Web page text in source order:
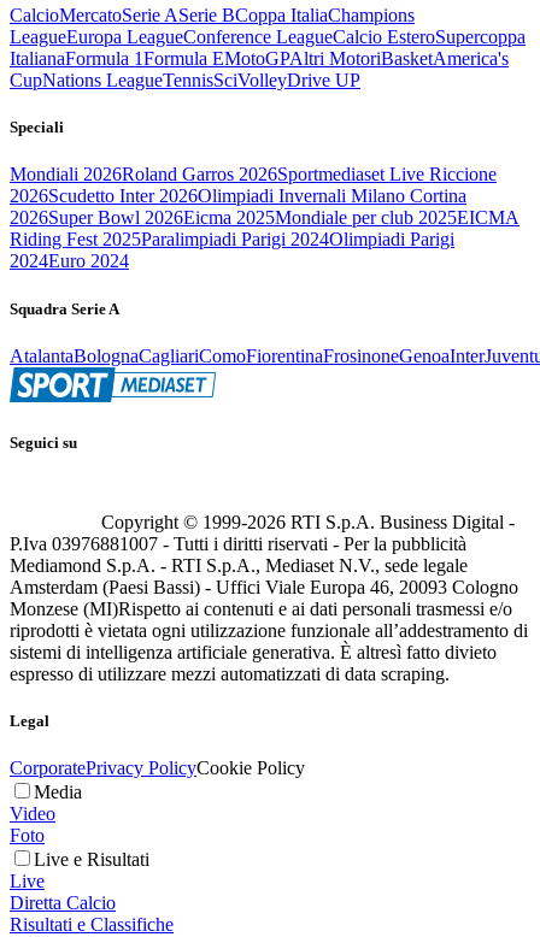
CalcioMercatoSerie ASerie BCoppa ItaliaChampions
LeagueEuropa LeagueConference LeagueCalcio EsteroSupercoppa
ItalianaFormula 1Formula EMotoGPAltri MotoriBasketAmerica's
CupNations LeagueTennisSciVolleyDrive UP
Speciali
Mondiali 2026Roland Garros 2026Sportmediaset Live Riccione
2026Scudetto Inter 2026Olimpiadi Invernali Milano Cortina
2026Super Bowl 2026Eicma 2025Mondiale per club 2025EICMA
Riding Fest 2025Paralimpiadi Parigi 2024Olimpiadi Parigi
2024Euro 2024
Squadra Serie A
AtalantaBolognaCagliariComoFiorentinaFrosinoneGenoaInter
Seguici su
Copyright © 1999-2026 RTI S.p.A. Business Digital -
P.Iva 03976881007 - Tutti i diritti riservati - Per la pubblicità
Mediamond S.p.A. - RTI S.p.A., Mediaset N.V., sede legale
Amsterdam (Paesi Bassi) - Uffici Viale Europa 46, 20093 Cologno
Monzese (MI)Rispetto ai contenuti e ai dati personali trasmessi e/o
riprodotti è vietata ogni utilizzazione funzionale all’addestramento di
sistemi di intelligenza artificiale generativa. È altresì fatto divieto
espresso di utilizzare mezzi automatizzati di data scraping.
Legal
CorporatePrivacy PolicyCookie Policy
Media
Video
Foto
Live e Risultati
Live
Diretta Calcio
Risultati e Classifiche